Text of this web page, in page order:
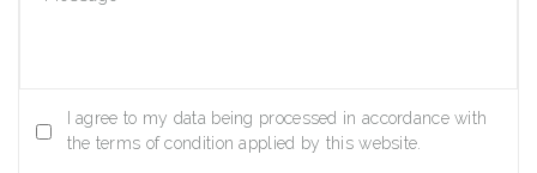
I agree to my data being processed in accordance with
the terms of condition applied by this website.